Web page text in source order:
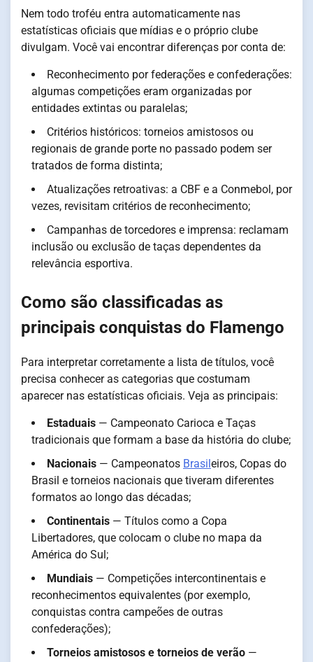
Nem todo troféu entra automaticamente nas
estatísticas oficiais que mídias e o próprio clube
divulgam. Você vai encontrar diferenças por conta de:
Reconhecimento por federações e confederações:
algumas competições eram organizadas por
entidades extintas ou paralelas;
Critérios históricos: torneios amistosos ou
regionais de grande porte no passado podem ser
tratados de forma distinta;
Atualizações retroativas: a CBF e a Conmebol, por
vezes, revisitam critérios de reconhecimento;
Campanhas de torcedores e imprensa: reclamam
inclusão ou exclusão de taças dependentes da
relevância esportiva.
Como são classificadas as
principais conquistas do Flamengo
Para interpretar corretamente a lista de títulos, você
precisa conhecer as categorias que costumam
aparecer nas estatísticas oficiais. Veja as principais:
Estaduais — Campeonato Carioca e Taças
tradicionais que formam a base da história do clube;
Nacionais — Campeonatos Brasileiros, Copas do
Brasil e torneios nacionais que tiveram diferentes
formatos ao longo das décadas;
Continentais — Títulos como a Copa
Libertadores, que colocam o clube no mapa da
América do Sul;
Mundiais — Competições intercontinentais e
reconhecimentos equivalentes (por exemplo,
conquistas contra campeões de outras
confederações);
Torneios amistosos e torneios de verão —